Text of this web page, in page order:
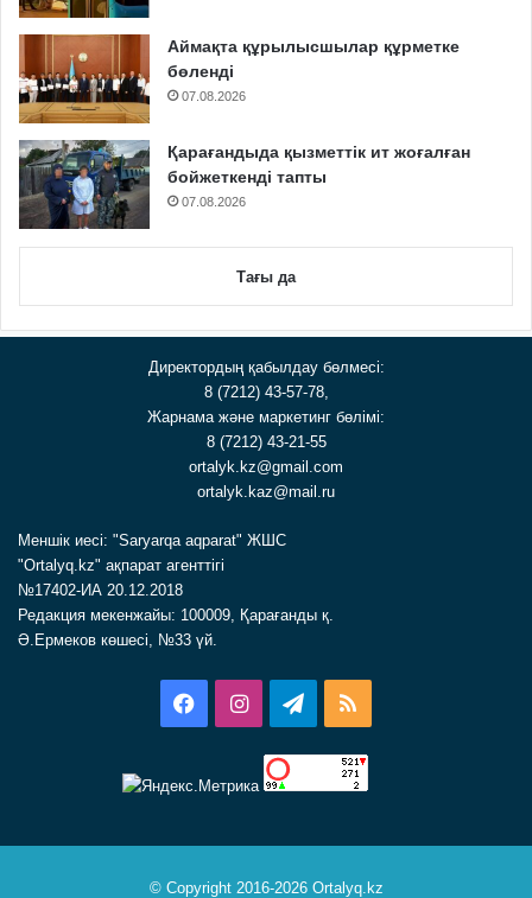
Аймақта құрылысшылар құрметке
бөленді
07.08.2026
Қарағандыда қызметтік ит жоғалған
бойжеткенді тапты
07.08.2026
Тағы да
Директордың қабылдау бөлмесі:
8 (7212) 43-57-78,
Жарнама және маркетинг бөлімі:
8 (7212) 43-21-55
ortalyk.kz@gmail.com
ortalyk.kaz@mail.ru
Меншік иесі: "Saryarqa aqparat" ЖШС
"Ortalyq.kz" ақпарат агенттігі
№17402-ИА 20.12.2018
Редакция мекенжайы: 100009, Қарағанды қ.
Ә.Ермеков көшесі, №33 үй.
FacebookInstagramTelegram
© Copyright 2016-2026 Ortalyq.kz